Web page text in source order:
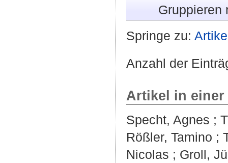
Gruppieren
Springe zu:
Anzahl der
Artikel in
Specht, Agnes ;
Rößler, Tamino ;
Nicolas ; Groll,